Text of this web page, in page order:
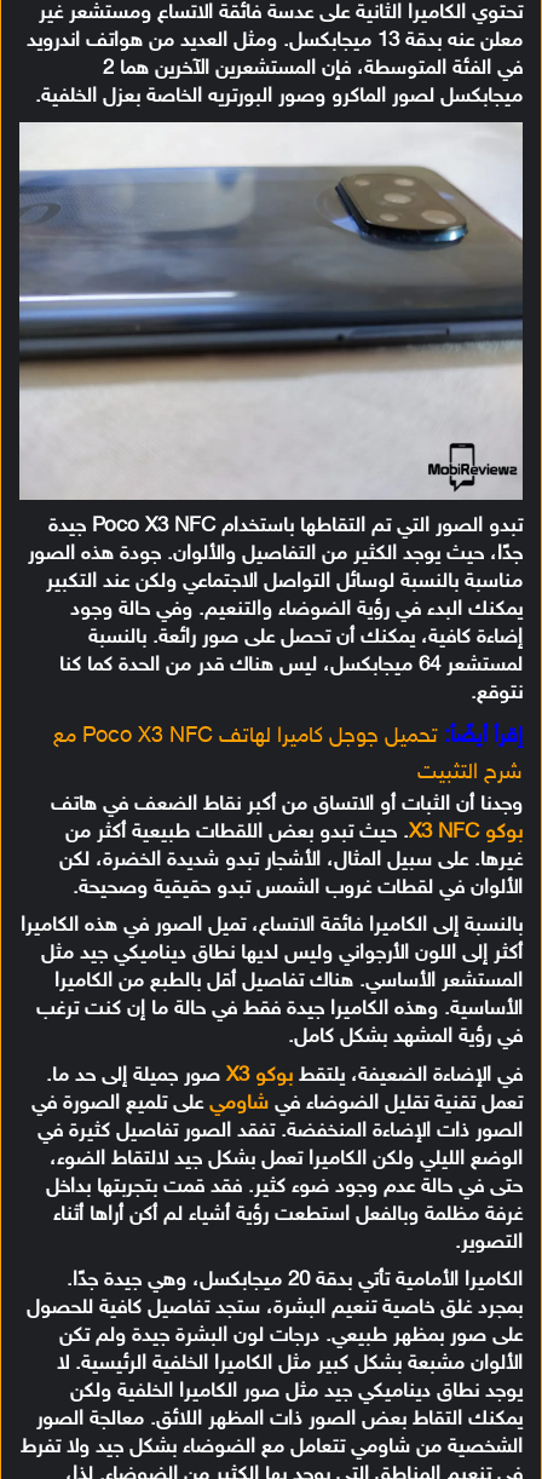
تحتوي الكاميرا الثانية على عدسة فائقة الاتساع ومستشعر غير
معلن عنه بدقة 13 ميجابكسل. ومثل العديد من هواتف اندرويد
في الفئة المتوسطة، فإن المستشعرين الآخرين هما 2
ميجابكسل لصور الماكرو وصور البورتريه الخاصة بعزل الخلفية.
تبدو الصور التي تم التقاطها باستخدام Poco X3 NFC جيدة
جدًا، حيث يوجد الكثير من التفاصيل والألوان. جودة هذه الصور
مناسبة بالنسبة لوسائل التواصل الاجتماعي ولكن عند التكبير
يمكنك البدء في رؤية الضوضاء والتنعيم. وفي حالة وجود
إضاءة كافية، يمكنك أن تحصل على صور رائعة. بالنسبة
لمستشعر 64 ميجابكسل، ليس هناك قدر من الحدة كما كنا
نتوقع.
إقرأ أيضًأ:
تحميل جوجل كاميرا لهاتف Poco X3 NFC مع
شرح التثبيت
وجدنا أن الثبات أو الاتساق من أكبر نقاط الضعف في هاتف
بوكو X3 NFC
. حيث تبدو بعض اللقطات طبيعية أكثر من
غيرها. على سبيل المثال، الأشجار تبدو شديدة الخضرة، لكن
الألوان في لقطات غروب الشمس تبدو حقيقية وصحيحة.
بالنسبة إلى الكاميرا فائقة الاتساع، تميل الصور في هذه الكاميرا
أكثر إلى اللون الأرجواني وليس لديها نطاق ديناميكي جيد مثل
المستشعر الأساسي. هناك تفاصيل أقل بالطبع من الكاميرا
الأساسية. وهذه الكاميرا جيدة فقط في حالة ما إن كنت ترغب
في رؤية المشهد بشكل كامل.
في الإضاءة الضعيفة، يلتقط بوكو X3
صور جميلة إلى حد ما.
تعمل تقنية تقليل الضوضاء في شاومي على تلميع الصورة في
الصور ذات الإضاءة المنخفضة. تفقد الصور تفاصيل كثيرة في
الوضع الليلي ولكن الكاميرا تعمل بشكل جيد لالتقاط الضوء،
حتى في حالة عدم وجود ضوء كثير. فقد قمت بتجربتها بداخل
غرفة مظلمة وبالفعل استطعت رؤية أشياء لم أكن أراها أثناء
التصوير.
الكاميرا الأمامية تأتي بدقة 20 ميجابكسل، وهي جيدة جدًا.
بمجرد غلق خاصية تنعيم البشرة، ستجد تفاصيل كافية للحصول
على صور بمظهر طبيعي. درجات لون البشرة جيدة ولم تكن
الألوان مشبعة بشكل كبير مثل الكاميرا الخلفية الرئيسية. لا
يوجد نطاق ديناميكي جيد مثل صور الكاميرا الخلفية ولكن
يمكنك التقاط بعض الصور ذات المظهر اللائق. معالجة الصور
الشخصية من شاومي تتعامل مع الضوضاء بشكل جيد ولا تفرط